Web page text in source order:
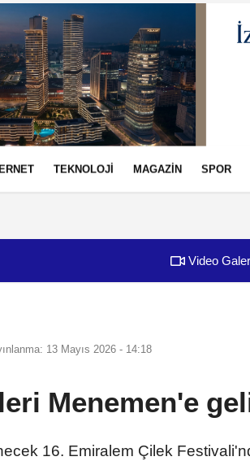
TEKNOLOJİ MAGAZİN SPOR
Video
13 Mayıs 2026 - 14:18
Menemen'e
16. Emiralem Çilek